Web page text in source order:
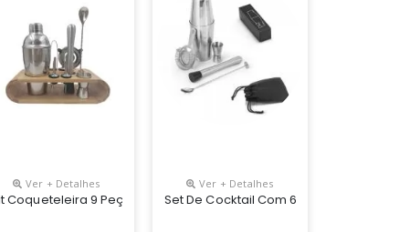
Ml), Uma Colher, Um Pilão E Um Coador. Inclui Uma Bolsa Em
+ 450 Ml), Um Copo Dosador (30 Ml), Uma Colher, Um Pilão E
Com Garrafa Com Capacidade De Até 500ml, Socador,
Ver + Detalhes
Coqueteleira 9 Peças Personalizadas
Ver + Detalhes
Set De Cocktail Com 6 Peças